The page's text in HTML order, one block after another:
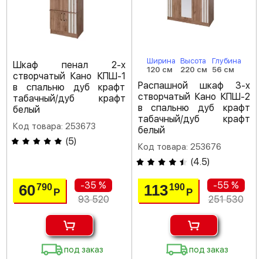
Шкаф пенал 2-х
створчатый Кано КПШ-1
в спальню дуб крафт
табачный/дуб крафт
белый
Код товара: 253673
(5)
60790 Р
-35 %
93 520
под заказ
Ширина
120 см
Высота
220 см
Глубина
56 см
Распашной шкаф 3-х
створчатый Кано КПШ-2
в спальню дуб крафт
табачный/дуб крафт
белый
Код товара: 253676
(4.5)
113 190 Р
-55 %
251 530
под заказ